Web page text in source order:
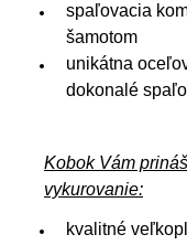
spaľovacia
šamotom
unikátna
dokonalé
Kobok Vám
vykurovanie:
kvalitné